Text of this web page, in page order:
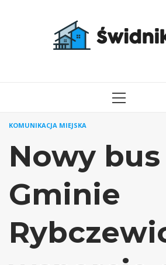
PRIMARY
KOMUNIKACJA MIEJSKA
Nowy
Gminie